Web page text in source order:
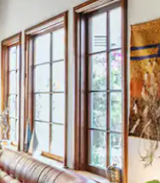
して検索結果を確認する